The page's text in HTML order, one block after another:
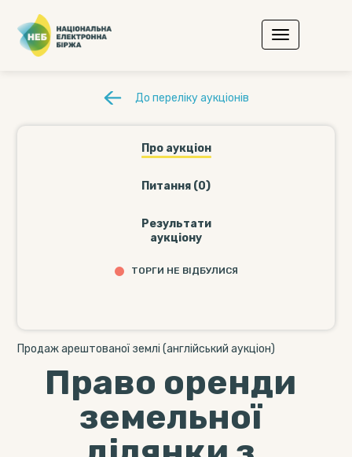
До переліку аукціонів
Про аукціон
Питання (0)
Результати
аукціону
ТОРГИ НЕ ВІДБУЛИСЯ
Продаж арештованої землі (англійський аукціон)
Право оренди
земельної